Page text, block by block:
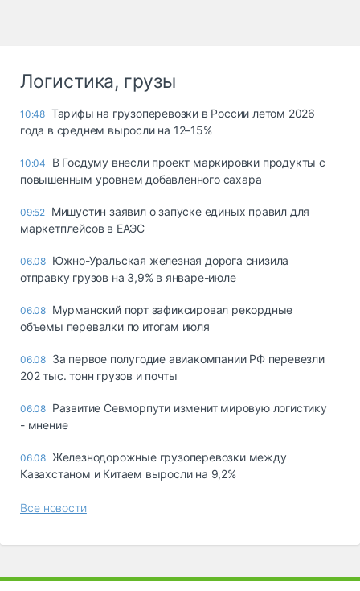
Логистика, грузы
10:48 Тарифы на грузоперевозки в России летом 2026
года в среднем выросли на 12–15%
10:04
В Госдуму внесли проект маркировки продукты с
повышенным уровнем добавленного сахара
09:52 Мишустин заявил о запуске единых правил для
маркетплейсов в ЕАЭС
06.08 Южно-Уральская железная дорога снизила
отправку грузов на 3,9% в январе-июле
06.08 Мурманский порт зафиксировал рекордные
объемы перевалки по итогам июля
06.08 За первое полугодие авиакомпании РФ перевезли
202 тыс. тонн грузов и почты
06.08 Развитие Севморпути изменит мировую логистику
- мнение
06.08 Железнодорожные грузоперевозки между
Казахстаном и Китаем выросли на 9,2%
Все новости